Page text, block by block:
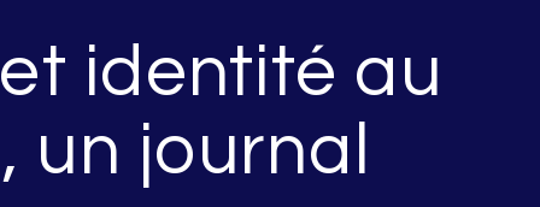
identité au
un journal